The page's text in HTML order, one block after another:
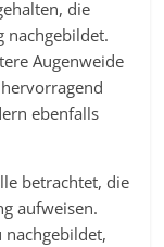
die
nachgebildet.
Augenweide
ebenfalls
betrachtet, die
aufweisen.
nachgebildet,